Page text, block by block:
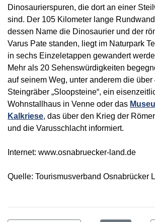
Dinosaurierspuren, die dort an einer
sind. Der 105 Kilometer lange
dessen Name die Dinosaurier und der
Varus Pate standen, liegt im Naturpark
in sechs Einzeletappen gewandert
Mehr als 20 Sehenswürdigkeiten
auf seinem Weg, unter anderem die über
Steingräber „Sloopsteine“, ein
Wohnstallhaus in Venne oder das
Kalkriese, das über den Krieg der
und die Varusschlacht informiert.
Internet: www.osnabruecker-land.de
Quelle: Tourismusverband Osnabrücker